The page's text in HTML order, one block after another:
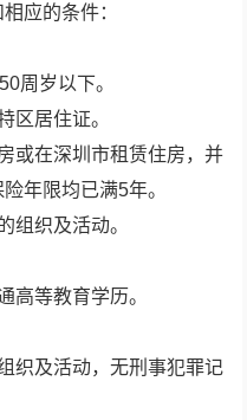
应的条件：
周岁以下。
区居住证。
或在深圳市租赁住房，并
年限均已满5年。
组织及活动。
高等教育学历。
织及活动，无刑事犯罪记